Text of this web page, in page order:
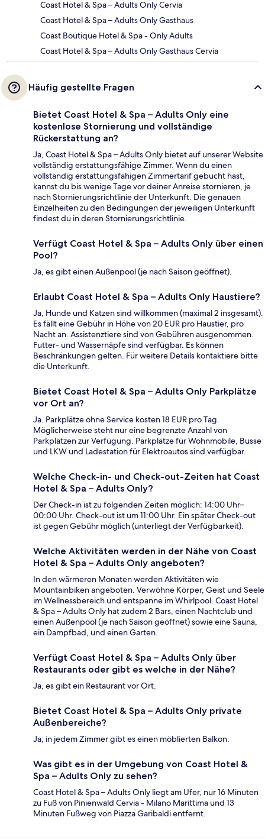
Coast Hotel & Spa – Adults Only Cervia
Coast Hotel & Spa – Adults Only Gasthaus
Coast Boutique Hotel & Spa - Only Adults
Coast Hotel & Spa – Adults Only Gasthaus Cervia
Häufig gestellte Fragen
Bietet Coast Hotel & Spa – Adults Only eine
kostenlose Stornierung und vollständige
Rückerstattung an?
Ja, Coast Hotel & Spa – Adults Only bietet auf unserer Website
vollständig erstattungsfähige Zimmer. Wenn du einen
vollständig erstattungsfähigen Zimmertarif gebucht hast,
kannst du bis wenige Tage vor deiner Anreise stornieren, je
nach Stornierungsrichtlinie der Unterkunft. Die genauen
Einzelheiten zu den Bedingungen der jeweiligen Unterkunft
findest du in deren Stornierungsrichtlinie.
Verfügt Coast Hotel & Spa – Adults Only über einen
Pool?
Ja, es gibt einen Außenpool (je nach Saison geöffnet).
Erlaubt Coast Hotel & Spa – Adults Only Haustiere?
Ja, Hunde und Katzen sind willkommen (maximal 2 insgesamt).
Es fällt eine Gebühr in Höhe von 20 EUR pro Haustier, pro
Nacht an. Assistenztiere sind von Gebühren ausgenommen.
Futter- und Wassernäpfe sind verfügbar. Es können
Beschränkungen gelten. Für weitere Details kontaktiere bitte
die Unterkunft.
Bietet Coast Hotel & Spa – Adults Only Parkplätze
vor Ort an?
Ja. Parkplätze ohne Service kosten 18 EUR pro Tag.
Möglicherweise steht nur eine begrenzte Anzahl von
Parkplätzen zur Verfügung. Parkplätze für Wohnmobile, Busse
und LKW und Ladestation für Elektroautos sind verfügbar.
Welche Check-in- und Check-out-Zeiten hat Coast
Hotel & Spa – Adults Only?
Der Check-in ist zu folgenden Zeiten möglich: 14:00 Uhr–
00:00 Uhr. Check-out ist um 11:00 Uhr. Ein später Check-out
ist gegen Gebühr möglich (unterliegt der Verfügbarkeit).
Welche Aktivitäten werden in der Nähe von Coast
Hotel & Spa – Adults Only angeboten?
In den wärmeren Monaten werden Aktivitäten wie
Mountainbiken angeboten. Verwöhne Körper, Geist und Seele
im Wellnessbereich und entspanne im Whirlpool. Coast Hotel
& Spa – Adults Only hat zudem 2 Bars, einen Nachtclub und
einen Außenpool (je nach Saison geöffnet) sowie eine Sauna,
ein Dampfbad, und einen Garten.
Verfügt Coast Hotel & Spa – Adults Only über
Restaurants oder gibt es welche in der Nähe?
Ja, es gibt ein Restaurant vor Ort.
Bietet Coast Hotel & Spa – Adults Only private
Außenbereiche?
Ja, in jedem Zimmer gibt es einen möblierten Balkon.
Was gibt es in der Umgebung von Coast Hotel &
Spa – Adults Only zu sehen?
Coast Hotel & Spa – Adults Only liegt am Ufer, nur 16 Minuten
zu Fuß von Pinienwald Cervia - Milano Marittima und 13
Minuten Fußweg von Piazza Garibaldi entfernt.